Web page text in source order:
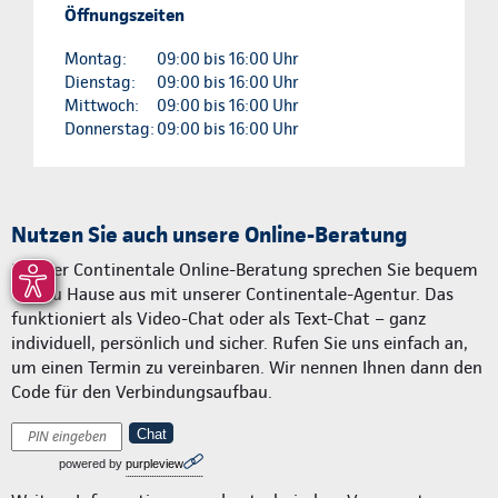
Öffnungszeiten
Montag:
09:00 bis 16:00 Uhr
Dienstag:
09:00 bis 16:00 Uhr
Mittwoch:
09:00 bis 16:00 Uhr
Donnerstag: 09:00 bis 16:00 Uhr
Nutzen Sie auch unsere Online-Beratung
Mit der Continentale Online-Beratung sprechen Sie bequem
von zu Hause aus mit unserer Continentale-Agentur. Das
funktioniert als Video-Chat oder als Text-Chat – ganz
individuell, persönlich und sicher. Rufen Sie uns einfach an,
um einen Termin zu vereinbaren. Wir nennen Ihnen dann den
Code für den Verbindungsaufbau.
Chat
powered by purpleview